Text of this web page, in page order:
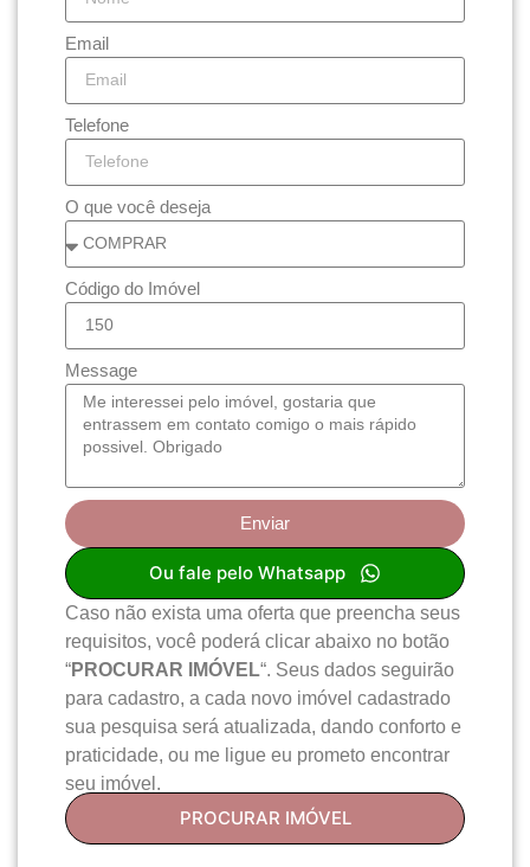
Email
Telefone
O que você deseja
Código do Imóvel
Message
Enviar
Ou fale pelo Whatsapp
Caso não exista uma oferta que preencha seus
requisitos, você poderá clicar abaixo no botão
“PROCURAR IMÓVEL“. Seus dados seguirão
para cadastro, a cada novo imóvel cadastrado
sua pesquisa será atualizada, dando conforto e
praticidade, ou me ligue eu prometo encontrar
seu imóvel.
PROCURAR IMÓVEL